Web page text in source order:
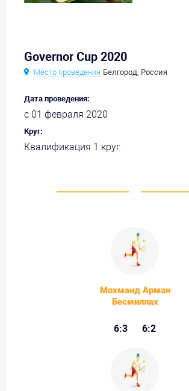
Governor Cup 2020
Место проведения Белгород, Россия
Дата проведения:
с 01 февраля 2020
Круг:
Квалификация 1 круг
Мохманд Арман
Бесмиллах
6:3 6:2